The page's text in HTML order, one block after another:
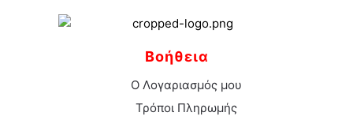
Βοήθεια
Ο Λογαριασμός μου
Τρόποι Πληρωμής